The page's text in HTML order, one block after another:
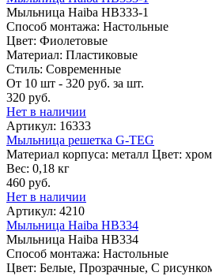
Мыльница Haiba HB333-1
Способ монтажа: Настольные
Цвет: Фиолетовые
Материал: Пластиковые
Стиль: Современные
От 10 шт - 320 руб. за шт.
320 руб.
Нет в наличии
Артикул: 16333
Мыльница решетка G-TEG
Материал корпуса: металл Цвет:
Вес: 0,18 кг
460 руб.
Нет в наличии
Артикул: 4210
Мыльница Haiba HB334
Мыльница Haiba HB334
Способ монтажа: Настольные
Цвет: Белые, Прозрачные, С